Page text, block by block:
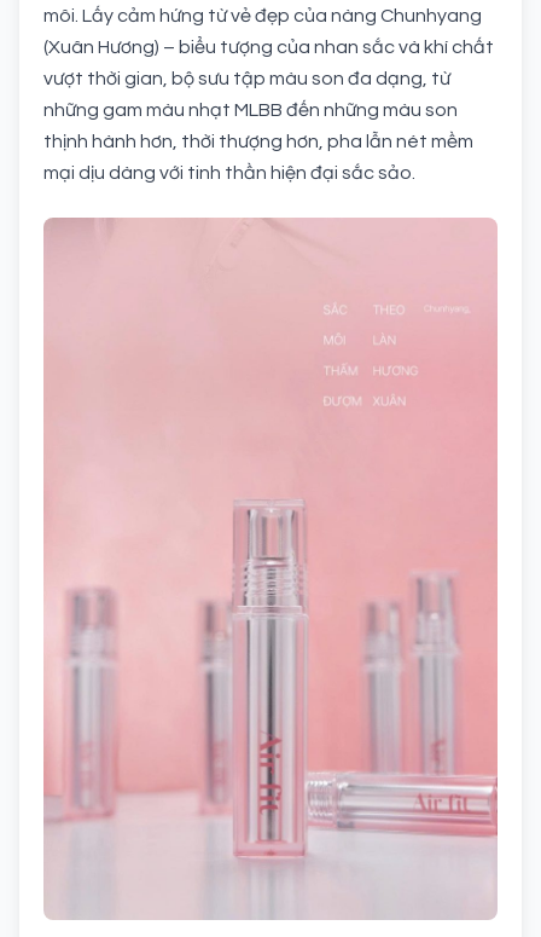
môi. Lấy cảm hứng từ vẻ đẹp của nàng Chunhyang
(Xuân Hương) – biểu tượng của nhan sắc và khí chất
vượt thời gian, bộ sưu tập màu son đa dạng, từ
những gam màu nhạt MLBB đến những màu son
thịnh hành hơn, thời thượng hơn, pha lẫn nét mềm
mại dịu dàng với tinh thần hiện đại sắc sảo.